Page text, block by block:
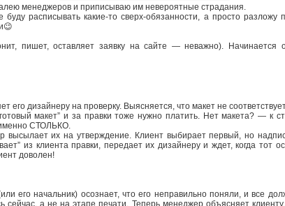
менеджеров и приписываю им невероятные страдания.
расписывать какие-то сверх-обязанности, а просто
пишет, оставляет заявку на сайте — неважно). Начинается
его дизайнеру на проверку. Выясняется, что макет не
макет” и за правки тоже нужно платить. Нет макета? — к
СТОЛЬКО.
высылает их на утверждение. Клиент выбирает первый, но
из клиента правки, передает их дизайнеру и ждет, когда тот
доволен!
его начальник) осознает, что его неправильно поняли, и все
сейчас, а не на этапе печати. Теперь менеджер объясняет